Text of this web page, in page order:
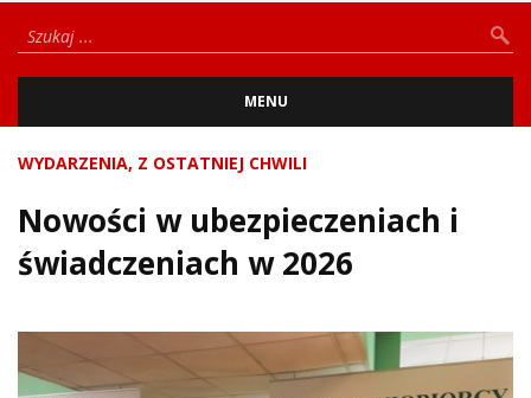
MENU
WYDARZENIA, Z OSTATNIEJ CHWILI
Nowości w ubezpieczeniach i
świadczeniach w 2026